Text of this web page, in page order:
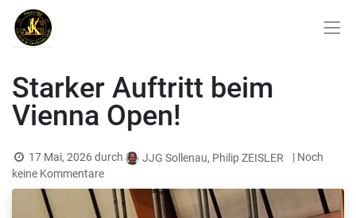
Starker Auftritt beim
Vienna Open!
17 Mai, 2026durch JJG Sollenau, Philip ZEISLER
| Noch
keine Kommentare